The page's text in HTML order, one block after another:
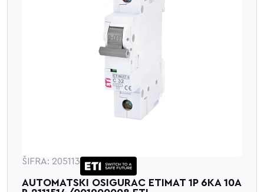
ŠIFRA: 205113
AUTOMATSKI OSIGURAC ETIMAT 1P 6KA 10A